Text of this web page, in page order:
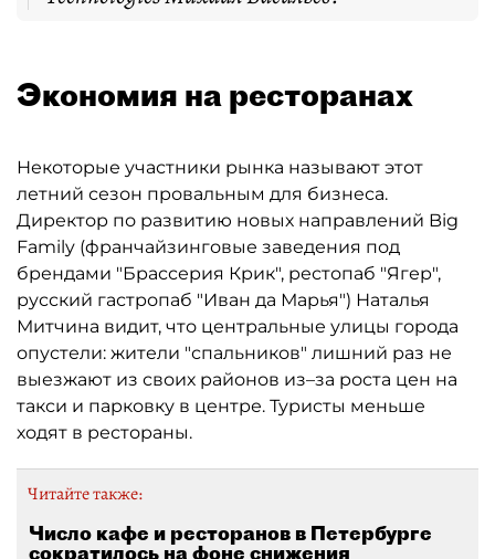
Экономия на ресторанах
Некоторые участники рынка называют этот
летний сезон провальным для бизнеса.
Директор по развитию новых направлений Big
Family (франчайзинговые заведения под
брендами "Брассерия Крик", рестопаб "Ягер",
русский гастропаб "Иван да Марья") Наталья
Митчина видит, что центральные улицы города
опустели: жители "спальников" лишний раз не
выезжают из своих районов из–за роста цен на
такси и парковку в центре. Туристы меньше
ходят в рестораны.
Читайте также:
Число кафе и ресторанов в Петербурге
сократилось на фоне снижения